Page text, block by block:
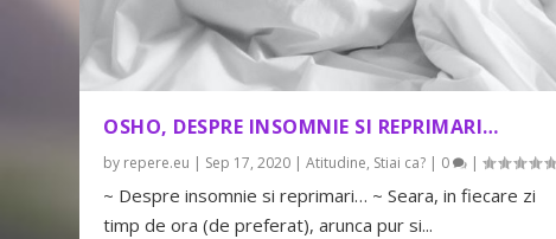
OSHO, DESPRE INSOMNIE SI REPRIMARI…
by repere.eu | Sep 17, 2020 |Atitudine, Stiai ca? | 0 |
~ Despre insomnie si reprimari… ~ Seara, in fiecare zi
timp de ora (de preferat), arunca pur si...